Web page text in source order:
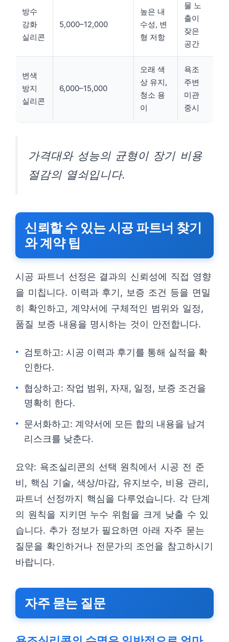
방수
강화
실리콘
5,000–12,000
높은 내
수성, 변
형 저항
물 노
출이
잦은
공간
변색
방지
실리콘
6,000–15,000
오래 색
상 유지,
청소 용
이
욕조
주변
미관
중시
가격대와 성능의 균형이 장기 비용
절감의 열쇠입니다.
신뢰할 수 있는 시공 파트너 찾기
와 계약 팁
시공 파트너 선정은 결과의 신뢰성에 직접 영향
을 미칩니다. 이력과 후기, 보증 조건 등을 면밀
히 확인하고, 계약서에 구체적인 범위와 일정,
품질 보증 내용을 명시하는 것이 안전합니다.
검토하고: 시공 이력과 후기를 통해 실적을 확
인한다.
협상하고: 작업 범위, 자재, 일정, 보증 조건을
명확히 한다.
문서화하고: 계약서에 모든 합의 내용을 남겨
리스크를 낮춘다.
요약: 욕조실리콘의 선택 원칙에서 시공 전 준
비, 핵심 기술, 색상/마감, 유지보수, 비용 관리,
파트너 선정까지 핵심을 다루었습니다. 각 단계
의 원칙을 지키면 누수 위험을 크게 낮출 수 있
습니다. 추가 정보가 필요하면 아래 자주 묻는
질문을 확인하거나 전문가의 조언을 참고하시기
바랍니다.
자주 묻는 질문